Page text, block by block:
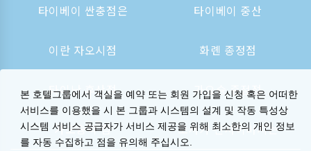
타이베이 싼충점은 타이베이 중산
이란 자오시점 화롄 종정점
타이난 후산점 가오슝 종정점
가오슝역 점 오사카 신사이바시는
본 호텔그룹에서 객실을 예약 또는 회원 가입을 신청 혹은 어떠한
서비스를 이용했을 시 본 그룹과 시스템의 설계 및 작동 특성상
시스템 서비스 공급자가 서비스 제공을 위해 최소한의 개인 정보
를 자동 수집하고 점을 유의해 주십시오.